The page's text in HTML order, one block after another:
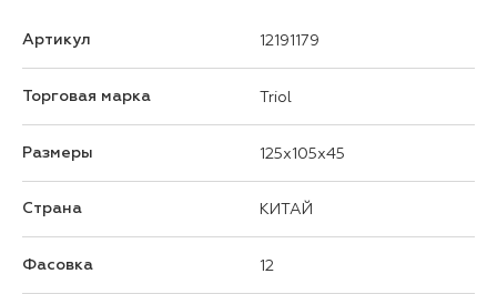
Артикул 12191179
Торговая марка Triol
Размеры 125x105x45
Страна КИТАЙ
Фасовка 12